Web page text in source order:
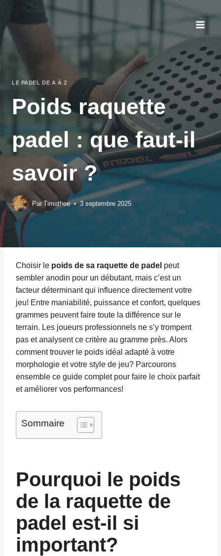
contenu
LE PADEL DE A À Z
Poids raquette
padel : que faut-il
savoir ?
Par Timothee 3 septembre 2025
Choisir le poids de sa raquette de padel peut
sembler anodin pour un débutant, mais c’est un
facteur déterminant qui influence directement votre
jeu! Entre maniabilité, puissance et confort, quelques
grammes peuvent faire toute la différence sur le
terrain. Les joueurs professionnels ne s’y trompent
pas et analysent ce critère au gramme près. Alors
comment trouver le poids idéal adapté à votre
morphologie et votre style de jeu? Parcourons
ensemble ce guide complet pour faire le choix parfait
et améliorer vos performances!
Sommaire
Pourquoi le poids
de la raquette de
padel est-il si
important?